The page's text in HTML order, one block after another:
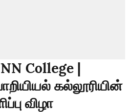
College |
கல்லூரியின்
விழா